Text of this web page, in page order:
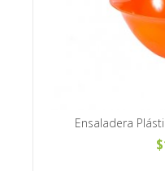
Ensaladera